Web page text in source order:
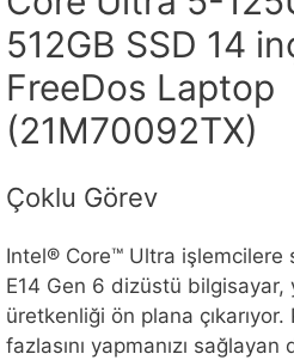
512GB SSD 14
FreeDos Laptop
(21M70092TX)
Çoklu Görev
Intel® Core™ Ultra işlemcilere
E14 Gen 6 dizüstü
üretkenliği ön plana
fazlasını yapmanızı